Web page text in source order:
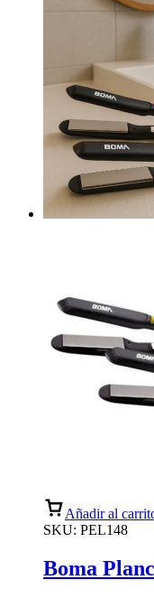
Añadir al
SKU: PEL148
Boma